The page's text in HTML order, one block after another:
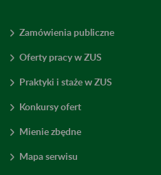
Zamówienia publiczne
Oferty pracy w ZUS
Praktyki i staże w ZUS
Konkursy ofert
Mienie zbędne
Mapa serwisu